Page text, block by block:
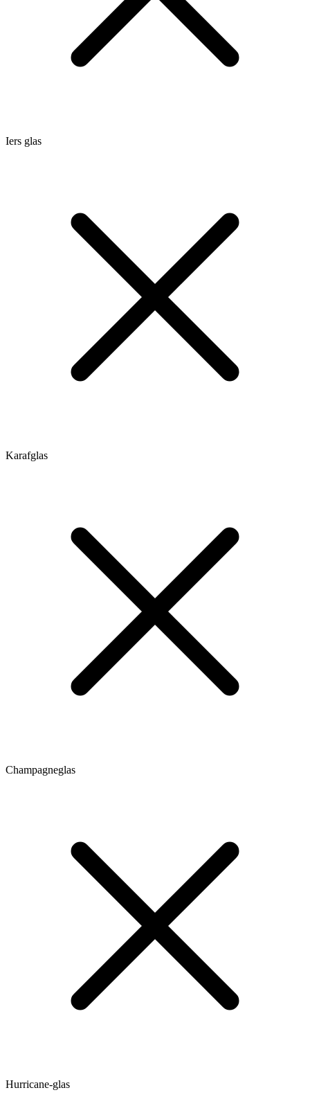
Iers glas
Karafglas
Champagneglas
Hurricane-glas